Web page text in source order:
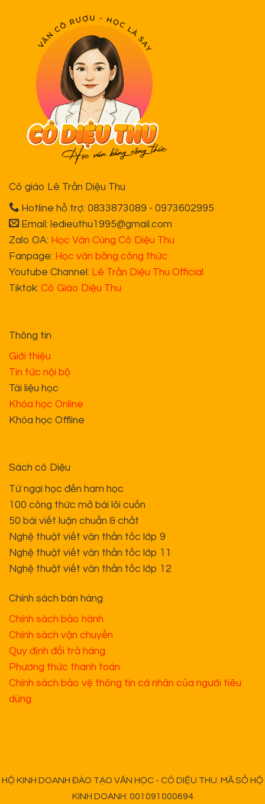
Cô giáo Lê Trần Diệu Thu
Hotline hỗ trợ: 0833873089 - 0973602995
Email: ledieuthu1995@gmail.com
Zalo OA: Học Văn Cùng Cô Diệu Thu
Fanpage: Học văn bằng công thức
Youtube Channel: Lê Trần Diệu Thu Official
Tiktok: Cô Giáo Diệu Thu
Thông tin
Giới thiệu
Tin tức nội bộ
Tài liệu học
Khóa học Online
Khóa học Offline
Sách cô Diệu
Từ ngại học đến ham học
100 công thức mở bài lôi cuốn
50 bài viết luận chuẩn & chất
Nghệ thuật viết văn thần tốc lớp 9
Nghệ thuật viết văn thần tốc lớp 11
Nghệ thuật viết văn thần tốc lớp 12
Chính sách bán hàng
Chính sách bảo hành
Chính sách vận chuyển
Quy định đổi trả hàng
Phương thức thanh toán
Chính sách bảo vệ thông tin cá nhân của người tiêu
dùng
HỘ KINH DOANH ĐÀO TẠO VĂN HỌC - CÔ DIỆU THU. MÃ SỐ HỘ
KINH DOANH: 001091000694